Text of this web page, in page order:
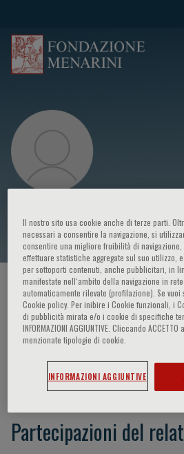
Stafano Bianchi
HOME PAGE / CORSI ED EVENTI /
Stafano Bianchi
Partecipazioni del
Il nostro sito usa cookie anche di terze parti.
necessari a consentire la navigazione, si
consentire una migliore fruibilità di
effettuare statistiche aggregate sul suo utilizzo,
per sottoporti contenuti, anche pubblicitari, in
manifestate nell‘ambito della navigazione in
automaticamente rilevate (profilazione). Se
Cookie policy. Per inibire i Cookie funzionali, i
di pubblicità mirata e/o i cookie di specifiche
INFORMAZIONI AGGIUNTIVE. Cliccando
menzionate tipologie di cookie.
INFORMAZIONI AGGIUNTIVE